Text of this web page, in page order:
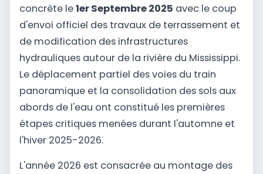
concrète le1er Septembre 2025 avec le coup
d'envoi officiel des travaux de terrassement et
de modification des infrastructures
hydrauliques autour de la rivière du Mississippi.
Le déplacement partiel des voies du train
panoramique et la consolidation des sols aux
abords de l'eau ont constitué les premières
étapes critiques menées durant l'automne et
l'hiver 2025-2026.
L'année 2026 est consacrée au montage des